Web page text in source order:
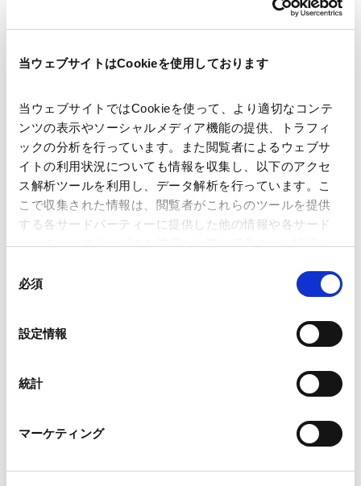
当ウェブサイトはCookieを使用しております
当ウェブサイトではCookieを使って、より適切なコンテ
ンツの表示やソーシャルメディア機能の提供、トラフィ
ックの分析を行っています。また閲覧者によるウェブサ
イトの利用状況についても情報を収集し、以下のアクセ
ス解析ツールを利用し、データ解析を行っています。こ
こで収集された情報は、閲覧者がこれらのツールを提供
する各サードパーティーに提供した他の情報や各サード
パーティーのサービスを使用した際に収集された情報と
ことがあります。
Google Analytics利用規約（
Marketo
外部サイト）
LinkedIn プライバシーポリシー（
HubSpot プライバシーポリシー（外部サイト）
必須
設定情報
統計
マーケティング
Restructuring & Insolvency Laws & Regulations
Japan 2026 | International Comparative Legal Guide